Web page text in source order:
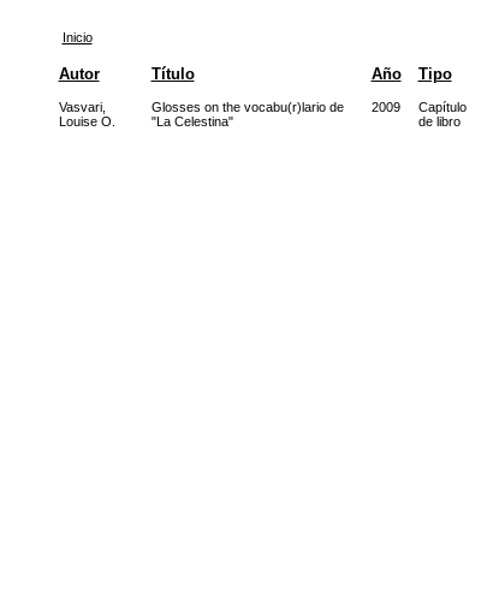
Inicio
Autor Título Año Tipo
Vasvari,
Louise O.
Glosses on the vocabu(r)lario de
"La Celestina"
2009
Capítulo
de libro